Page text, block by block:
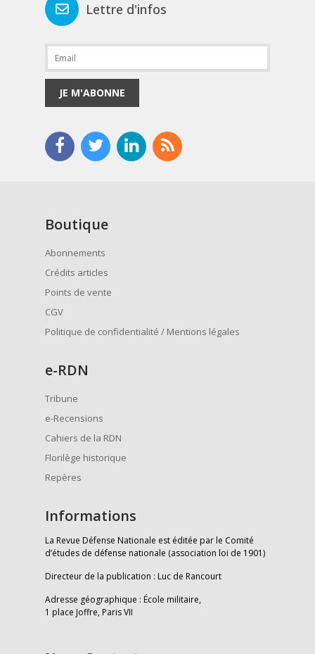
Lettre d'infos
JE M'ABONNE
Boutique
Abonnements
Crédits articles
Points de vente
CGV
Politique de confidentialité / Mentions légales
e-RDN
Tribune
e-Recensions
Cahiers de la RDN
Florilège historique
Repères
Informations
La Revue Défense Nationale est éditée par le Comité
d’études de défense nationale (association loi de 1901)
Directeur de la publication : Luc de Rancourt
Adresse géographique : École militaire,
1 place Joffre, Paris VII